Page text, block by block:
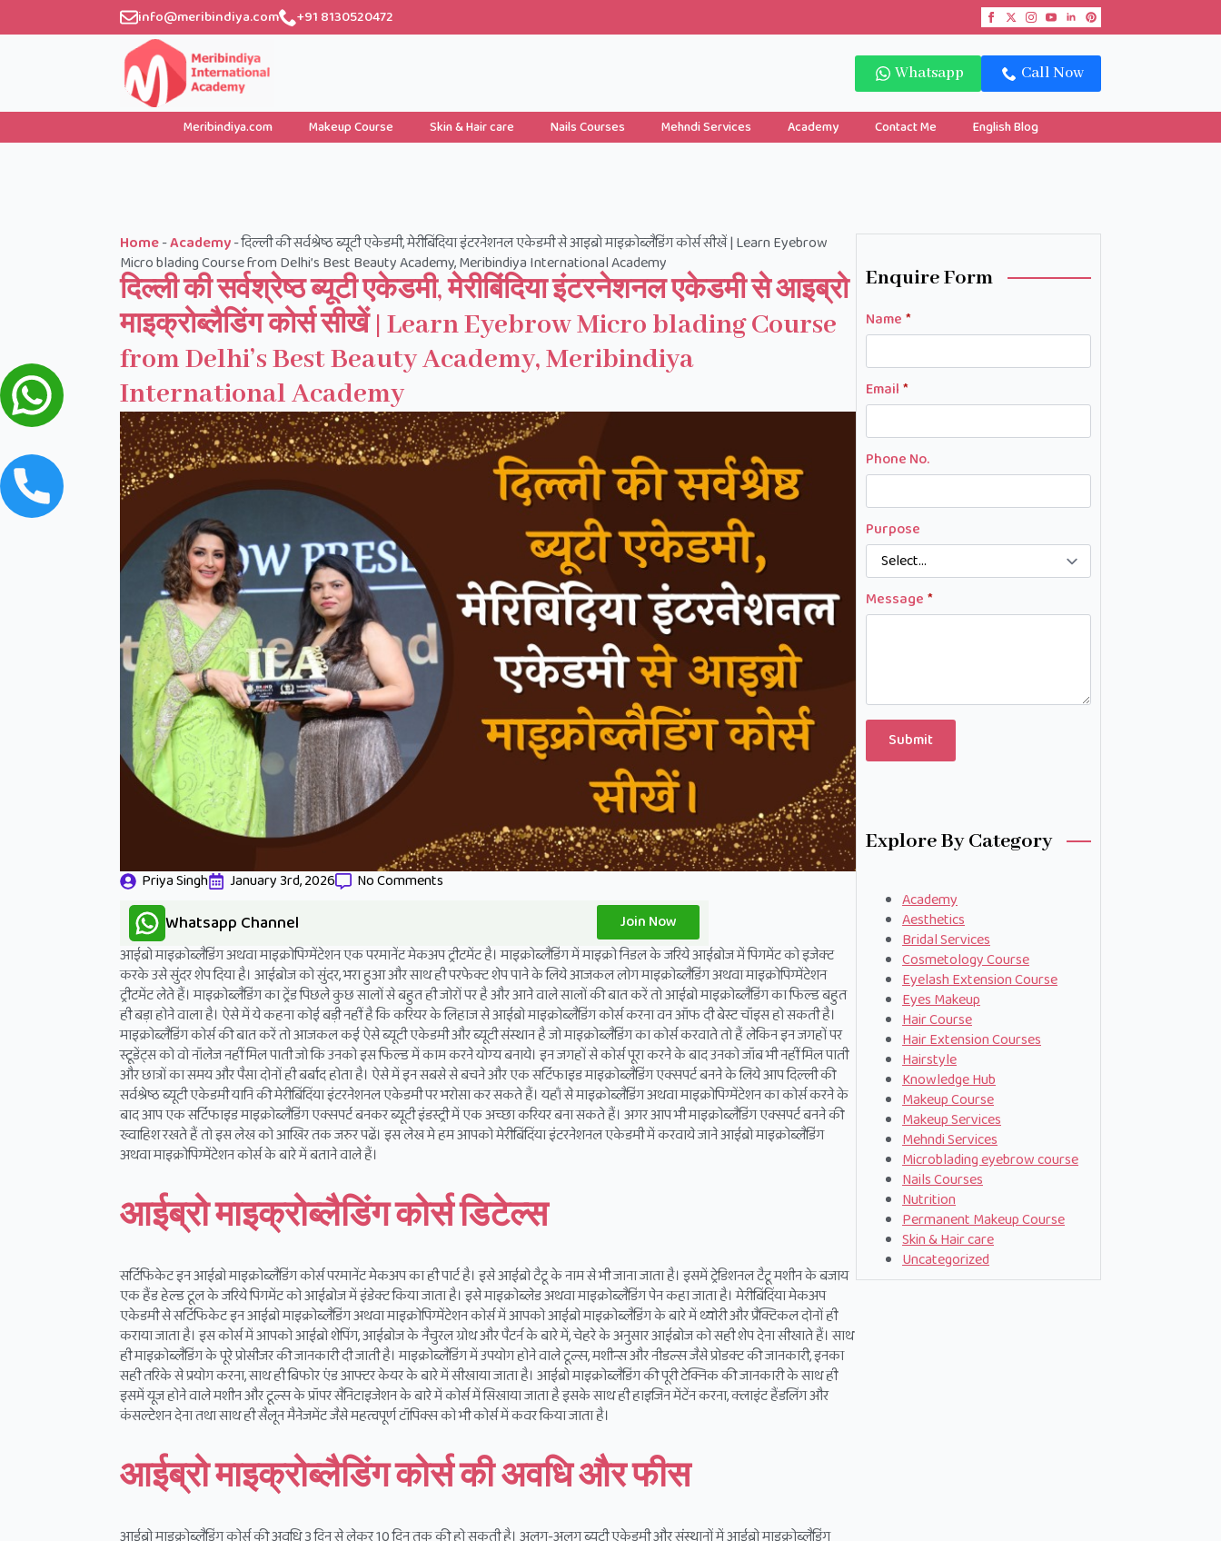
info@meribindiya.com +91 8130520472
Whatsapp Call Now
Meribindiya.com Makeup Course Skin & Hair care Nails Courses Mehndi Services Academy Contact Me English Blog
Home-Academy-दिल्ली की सर्वश्रेष्ठ ब्यूटी एकेडमी, मेरीबिंदिया इंटरनेशनल एकेडमी से आइब्रो माइक्रोब्लैडिंग कोर्स सीखें | Learn Eyebrow
Micro blading Course from Delhi’s Best Beauty Academy, Meribindiya International Academy
दिल्ली की सर्वश्रेष्ठ ब्यूटी एकेडमी, मेरीबिंदिया इंटरनेशनल एकेडमी से आइब्रो
माइक्रोब्लैडिंग कोर्स सीखें | Learn Eyebrow Micro blading Course
from Delhi’s Best Beauty Academy, Meribindiya
International Academy
Priya Singh January 3rd, 2026 No Comments
Whatsapp Channel
Join Now
आईब्रो माइक्रोब्लैडिंग अथवा माइक्रोपिग्मेंटेशन एक परमानेंट मेकअप ट्रीटमेंट है। माइक्रोब्लैडिंग में माइक्रो निडल के जरिये आईब्रोज में पिगमेंट को इजेक्ट
करके उसे सुंदर शेप दिया है। आईब्रोज को सुंदर, भरा हुआ और साथ ही परफेक्ट शेप पाने के लिये आजकल लोग माइक्रोब्लैडिंग अथवा माइक्रोपिग्मेंटेशन
ट्रीटमेंट लेते हैं। माइक्रोब्लैडिंग का ट्रेंड पिछले कुछ सालों से बहुत ही जोरों पर है और आने वाले सालों की बात करें तो आईब्रो माइक्रोब्लैडिंग का फिल्ड बहुत
ही बड़ा होने वाला है। ऐसे में ये कहना कोई बड़ी नहीं है कि करियर के लिहाज से आईब्रो माइक्रोब्लैडिंग कोर्स करना वन ऑफ दी बेस्ट चॉइस हो सकती है।
माइक्रोब्लैडिंग कोर्स की बात करें तो आजकल कई ऐसे ब्यूटी एकेडमी और ब्यूटी संस्थान है जो माइक्रोब्लैडिंग का कोर्स करवाते तो हैं लेकिन इन जगहों पर
स्टूडेंट्स को वो नॉलेज नहीं मिल पाती जो कि उनको इस फिल्ड में काम करने योग्य बनाये। इन जगहों से कोर्स पूरा करने के बाद उनको जॉब भी नहीं मिल पाती
और छात्रों का समय और पैसा दोनों ही बर्बाद होता है। ऐसे में इन सबसे से बचने और एक सर्टिफाइड माइक्रोब्लैडिंग एक्सपर्ट बनने के लिये आप दिल्ली की
सर्वश्रेष्ठ ब्यूटी एकेडमी यानि की मेरीबिंदिंया इंटरनेशनल एकेडमी पर भरोसा कर सकते हैं। यहाँ से माइक्रोब्लैडिंग अथवा माइक्रोपिग्मेंटेशन का कोर्स करने के
बाद आप एक सर्टिफाइड माइक्रोब्लैडिंग एक्सपर्ट बनकर ब्यूटी इंडस्ट्री में एक अच्छा करियर बना सकते हैं। अगर आप भी माइक्रोब्लैडिंग एक्सपर्ट बनने की
ख्वाहिश रखते हैं तो इस लेख को आखिर तक जरुर पढें। इस लेख मे हम आपको मेरीबिंदिंया इंटरनेशनल एकेडमी में करवाये जाने आईब्रो माइक्रोब्लैडिंग
अथवा माइक्रोपिग्मेंटेशन कोर्स के बारे में बताने वाले हैं।
आईब्रो माइक्रोब्लैडिंग कोर्स डिटेल्स
सर्टिफिकेट इन आईब्रो माइक्रोब्लैडिंग कोर्स परमानेंट मेकअप का ही पार्ट है। इसे आईब्रो टैटू के नाम से भी जाना जाता है। इसमें ट्रेडिशनल टैटू मशीन के बजाय
एक हैंड हेल्ड टूल के जरिये पिगमेंट को आईब्रोज में इंडेक्ट किया जाता है। इसे माइक्रोब्लेड अथवा माइक्रोब्लैडिंग पेन कहा जाता है। मेरीबिंदिंया मेकअप
एकेडमी से सर्टिफिकेट इन आईब्रो माइक्रोब्लैडिंग अथवा माइक्रोपिग्मेंटेशन कोर्स में आपको आईब्रो माइक्रोब्लैडिंग के बारे में थ्योरी और प्रैक्टिकल दोनों ही
कराया जाता है। इस कोर्स में आपको आईब्रो शेपिंग, आईब्रोज के नैचुरल ग्रोथ और पैटर्न के बारे में, चेहरे के अनुसार आईब्रोज को सही शेप देना सीखाते हैं। साथ
ही माइक्रोब्लैडिंग के पूरे प्रोसीजर की जानकारी दी जाती है। माइक्रोब्लैडिंग में उपयोग होने वाले टूल्स, मशीन्स और नीडल्स जैसे प्रोडक्ट की जानकारी, इनका
सही तरिके से प्रयोग करना, साथ ही बिफोर एंड आफ्टर केयर के बारे में सीखाया जाता है। आईब्रो माइक्रोब्लैडिंग की पूरी टेक्निक की जानकारी के साथ ही
इसमें यूज होने वाले मशीन और टूल्स के प्रॉपर सैनिटाइजेशन के बारे में कोर्स में सिखाया जाता है इसके साथ ही हाइजिन मेंटेंन करना, क्लाइंट हैंडलिंग और
कंसल्टेशन देना तथा साथ ही सैलून मैनेजमेंट जैसे महत्वपूर्ण टॉपिक्स को भी कोर्स में कवर किया जाता है।
आईब्रो माइक्रोब्लैडिंग कोर्स की अवधि और फीस
Enquire Form
Name *
Email *
Phone No.
Purpose
Message *
Submit
Explore By Category
Academy
Aesthetics
Bridal Services
Cosmetology Course
Eyelash Extension Course
Eyes Makeup
Hair Course
Hair Extension Courses
Hairstyle
Knowledge Hub
Makeup Course
Makeup Services
Mehndi Services
Microblading eyebrow course
Nails Courses
Nutrition
Permanent Makeup Course
Skin & Hair care
Uncategorized